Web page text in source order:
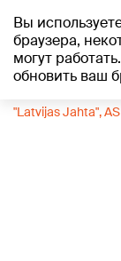
Вы
браузера,
могут
обновить ваш
"Latvijas Jahta", AS